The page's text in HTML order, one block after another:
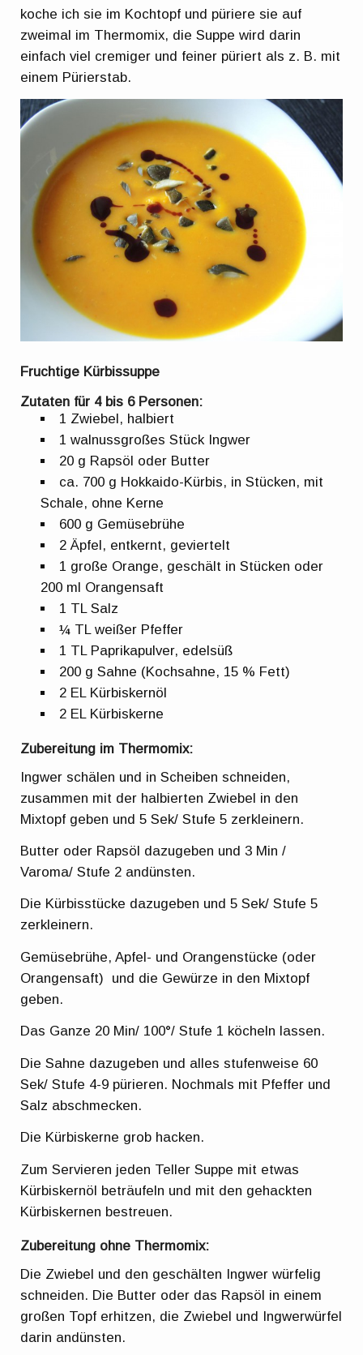
koche ich sie im Kochtopf und püriere sie auf
zweimal im Thermomix, die Suppe wird darin
einfach viel cremiger und feiner püriert als z. B. mit
einem Pürierstab.
Fruchtige Kürbissuppe
Zutaten für 4 bis 6 Personen:
1 Zwiebel, halbiert
1 walnussgroßes Stück Ingwer
20 g Rapsöl oder Butter
ca. 700 g Hokkaido-Kürbis, in Stücken, mit
Schale, ohne Kerne
600 g Gemüsebrühe
2 Äpfel, entkernt, geviertelt
1 große Orange, geschält in Stücken oder
200 ml Orangensaft
1 TL Salz
¼ TL weißer Pfeffer
1 TL Paprikapulver, edelsüß
200 g Sahne (Kochsahne, 15 % Fett)
2 EL Kürbiskernöl
2 EL Kürbiskerne
Zubereitung im Thermomix:
Ingwer schälen und in Scheiben schneiden,
zusammen mit der halbierten Zwiebel in den
Mixtopf geben und 5 Sek/ Stufe 5 zerkleinern.
Butter oder Rapsöl dazugeben und 3 Min /
Varoma/ Stufe 2 andünsten.
Die Kürbisstücke dazugeben und 5 Sek/ Stufe 5
zerkleinern.
Gemüsebrühe, Apfel- und Orangenstücke (oder
Orangensaft) und die Gewürze in den Mixtopf
geben.
Das Ganze 20 Min/ 100°/ Stufe 1 köcheln lassen.
Die Sahne dazugeben und alles stufenweise 60
Sek/ Stufe 4-9 pürieren. Nochmals mit Pfeffer und
Salz abschmecken.
Die Kürbiskerne grob hacken.
Zum Servieren jeden Teller Suppe mit etwas
Kürbiskernöl beträufeln und mit den gehackten
Kürbiskernen bestreuen.
Zubereitung ohne Thermomix:
Die Zwiebel und den geschälten Ingwer würfelig
schneiden. Die Butter oder das Rapsöl in einem
großen Topf erhitzen, die Zwiebel und Ingwerwürfel
darin andünsten.